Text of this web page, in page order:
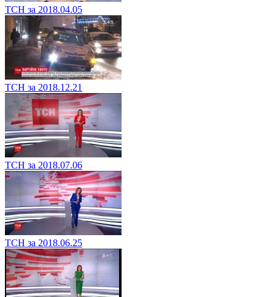
ТСН за 2018.04.05
ТСН за 2018.12.21
ТСН за 2018.07.06
ТСН за 2018.06.25